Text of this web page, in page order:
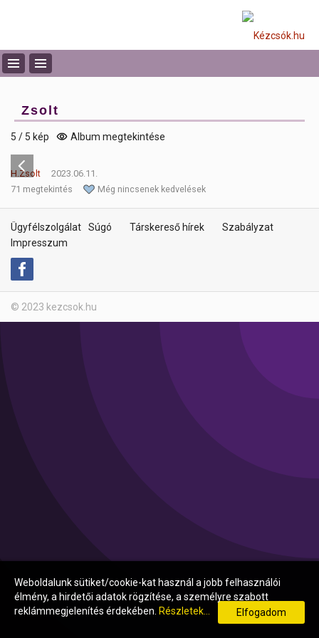
Zsolt
5 / 5 kép Album megtekintése
H.Zsolt
2023.06.11.
71 megtekintés
Még nincsenek kedvelések
Ügyfélszolgálat Súgó Társkereső hírek
Szabályzat
Impresszum
© 2023 kezcsok.hu
Weboldalunk sütiket/cookie-kat használ a jobb felhasználói
élmény, a hirdetői adatok rögzítése, a személyre szabott
reklámmegjelenítés érdekében. Részletek... Elfogadom